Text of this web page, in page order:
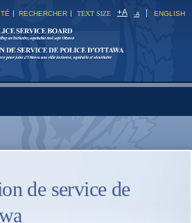
ENGLISH
TEXT SIZE -A
+A
RECHERCHER
de service de